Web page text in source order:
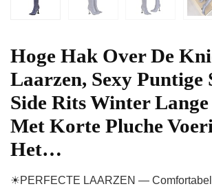
Hoge Hak Over De
Laarzen, Sexy Puntige
Side Rits Winter
Met Korte Pluche
Het…
☀PERFECTE LAARZEN — Comfortabel